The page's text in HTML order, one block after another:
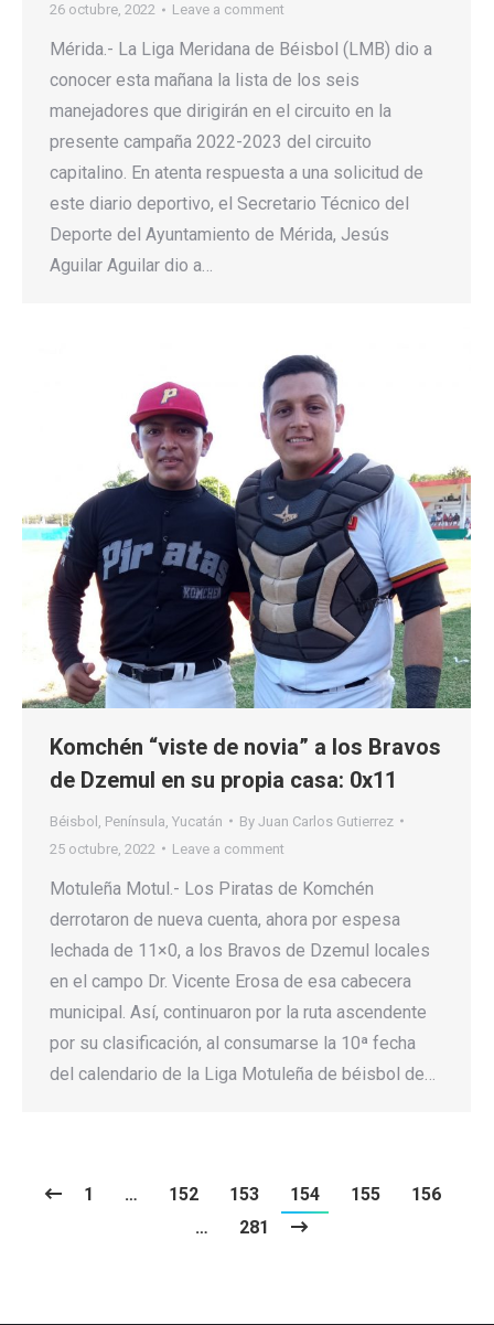
26 octubre, 2022
Leave a comment
Mérida.- La Liga Meridana de Béisbol (LMB) dio a
conocer esta mañana la lista de los seis
manejadores que dirigirán en el circuito en la
presente campaña 2022-2023 del circuito
capitalino. En atenta respuesta a una solicitud de
este diario deportivo, el Secretario Técnico del
Deporte del Ayuntamiento de Mérida, Jesús
Aguilar Aguilar dio a…
Komchén “viste de novia” a los Bravos
de Dzemul en su propia casa: 0x11
Béisbol Península Yucatán By Juan Carlos Gutierrez
25 octubre, 2022
Leave a comment
Motuleña Motul.- Los Piratas de Komchén
derrotaron de nueva cuenta, ahora por espesa
lechada de 11×0, a los Bravos de Dzemul locales
en el campo Dr. Vicente Erosa de esa cabecera
municipal. Así, continuaron por la ruta ascendente
por su clasificación, al consumarse la 10ª fecha
del calendario de la Liga Motuleña de béisbol de…
1 … 152 153 154 155
156
…
281